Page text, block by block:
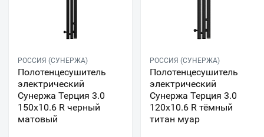
РОССИЯ (СУНЕРЖА)
Полотенцесушитель
электрический
Сунержа Терция 3.0
150х10.6 R черный
матовый
РОССИЯ (СУНЕРЖА)
Полотенцесушитель
электрический
Сунержа Терция 3.0
120х10.6 R тёмный
титан муар